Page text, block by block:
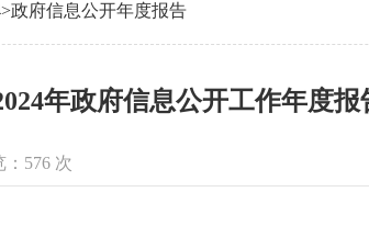
>政府信息公开年度报告
年政府信息公开工作年度报
576 次